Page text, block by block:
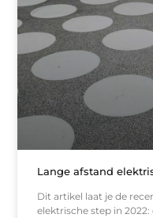
Lange afstand
Dit artikel laat je de
elektrische step in